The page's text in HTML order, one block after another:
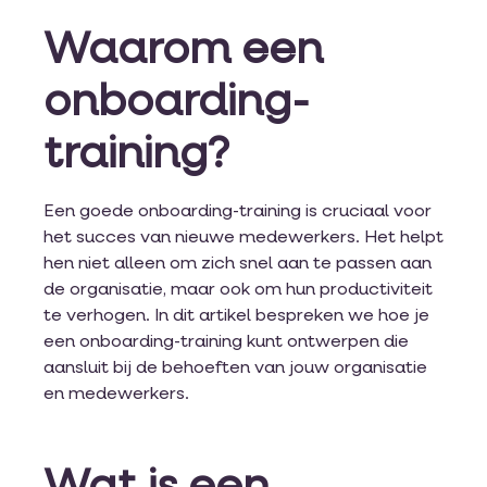
Waarom een
onboarding-
training?
Een goede onboarding-training is cruciaal voor
het succes van nieuwe medewerkers. Het helpt
hen niet alleen om zich snel aan te passen aan
de organisatie, maar ook om hun productiviteit
te verhogen. In dit artikel bespreken we hoe je
een onboarding-training kunt ontwerpen die
aansluit bij de behoeften van jouw organisatie
en medewerkers.